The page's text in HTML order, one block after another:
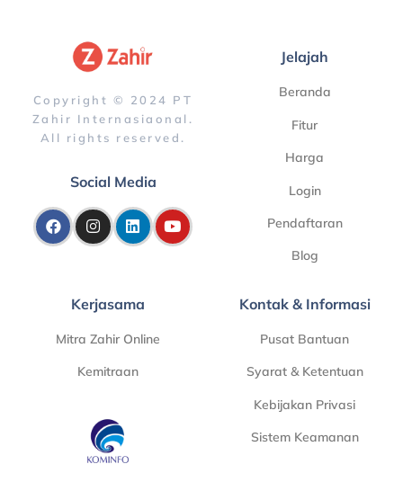
Copyright © 2024 PT
Zahir Internasiaonal.
All rights reserved.
Social Media
Jelajah
Beranda
Fitur
Harga
Login
Pendaftaran
Blog
Kerjasama
Mitra Zahir Online
Kemitraan
Kontak & Informasi
Pusat Bantuan
Syarat & Ketentuan
Kebijakan Privasi
Sistem Keamanan